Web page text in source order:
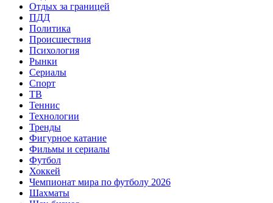
Отдых за границей
ПДД
Политика
Происшествия
Психология
Рынки
Сериалы
Спорт
ТВ
Теннис
Технологии
Тренды
Фигурное катание
Фильмы и сериалы
Футбол
Хоккей
Чемпионат мира по футболу 2026
Шахматы